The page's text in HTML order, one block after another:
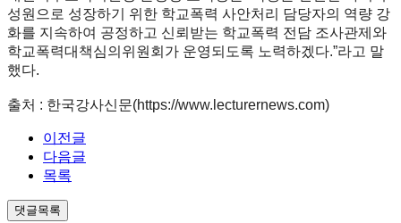
성원으로 성장하기 위한 학교폭력 사안처리 담당자의 역량 강
화를 지속하여 공정하고 신뢰받는 학교폭력 전담 조사관제와
학교폭력대책심의위원회가 운영되도록 노력하겠다.”라고 말
했다.
출처 : 한국강사신문(https://www.lecturernews.com)
이전글
다음글
목록
댓글목록